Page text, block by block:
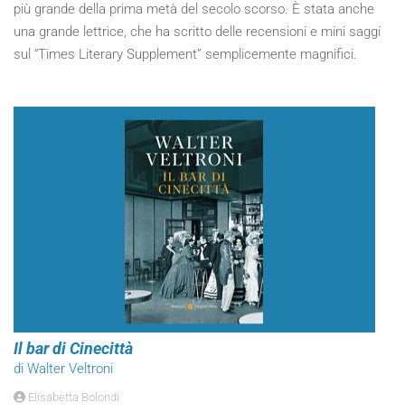
più grande della prima metà del secolo scorso. È stata anche
una grande lettrice, che ha scritto delle recensioni e mini saggi
sul “Times Literary Supplement” semplicemente magnifici.
Il bar di Cinecittà
di Walter Veltroni
Elisabetta Bolondi